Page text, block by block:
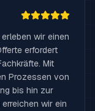
wir einen
erfordert
Mit
Prozessen von
bis hin zur
wir ein